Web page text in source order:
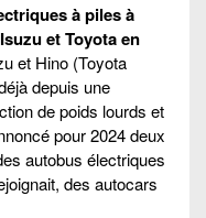
à piles à
et Toyota en
et Hino (Toyota
depuis une
de poids lourds et
pour 2024 deux
autobus électriques
des autocars